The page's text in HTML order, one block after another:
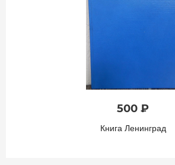
500 ₽
Книга Ленинград